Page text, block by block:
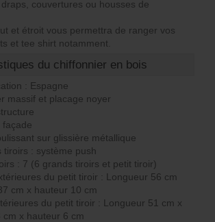
couvertures ou housses de
et étroit vous permettra de ranger vos
et tee shirt notamment.
du chiffonnier en bois
: Espagne
massif et placage noyer
façade
sur glissière métallique
tiroirs : système push
: 7 (6 grands tiroirs et petit tiroir)
du petit tiroir : Longueur 56 cm
cm x hauteur 10 cm
du petit tiroir : Longueur 51 cm x
x hauteur 6 cm